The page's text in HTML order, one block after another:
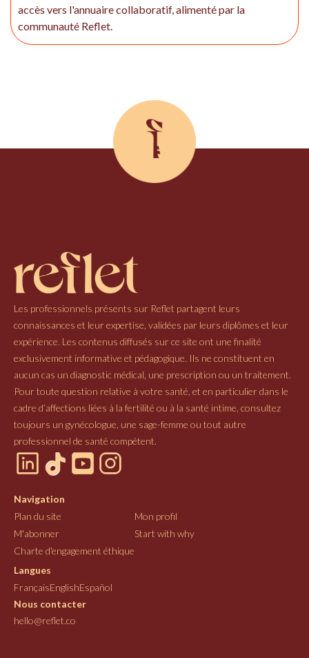
accès vers l'annuaire collaboratif, alimenté par la
communauté Reflet.
Les professionnels présents sur Reflet partagent leurs
connaissances et leur expertise, validées par leurs diplômes et leur
expérience. Les contenus diffusés sur ce site ont une finalité
exclusivement informative et pédagogique. Ils ne constituent en
aucun cas un diagnostic médical, une prescription ou un traitement.
Pour toute question relative à votre santé, et en particulier dans le
cadre d’affections liées à la fertilité ou à la santé intime, consultez
toujours un gynécologue, une sage-femme ou tout autre
professionnel de santé compétent.
Navigation
Plan du site
Mon profil
M'abonner
Start with why
Charte d'engagement éthique
Langues
FrançaisEnglishEspañol
Nous contacter
hello@reflet.co